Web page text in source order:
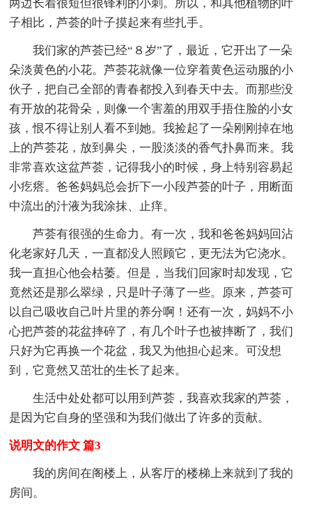
两边长着很短但很锋利的小刺。所以，和其他植物的叶
子相比，芦荟的叶子摸起来有些扎手。
我们家的芦荟已经“８岁”了，最近，它开出了一朵
朵淡黄色的小花。芦荟花就像一位穿着黄色运动服的小
伙子，把自己全部的青春都投入到春天中去。而那些没
有开放的花骨朵，则像一个害羞的用双手捂住脸的小女
孩，恨不得让别人看不到她。我捡起了一朵刚刚掉在地
上的芦荟花，放到鼻尖，一股淡淡的香气扑鼻而来。我
非常喜欢这盆芦荟，记得我小的时候，身上特别容易起
小疙瘩。爸爸妈妈总会折下一小段芦荟的叶子，用断面
中流出的汁液为我涂抹、止痒。
芦荟有很强的生命力。有一次，我和爸爸妈妈回沾
化老家好几天，一直都没人照顾它，更无法为它浇水。
我一直担心他会枯萎。但是，当我们回家时却发现，它
竟然还是那么翠绿，只是叶子薄了一些。原来，芦荟可
以自己吸收自己叶片里的养分啊！还有一次，妈妈不小
心把芦荟的花盆摔碎了，有几个叶子也被摔断了，我们
只好为它再换一个花盆，我又为他担心起来。可没想
到，它竟然又茁壮的生长了起来。
生活中处处都可以用到芦荟，我喜欢我家的芦荟，
是因为它自身的坚强和为我们做出了许多的贡献。
说明文的作文 篇3
我的房间在阁楼上，从客厅的楼梯上来就到了我的
房间。